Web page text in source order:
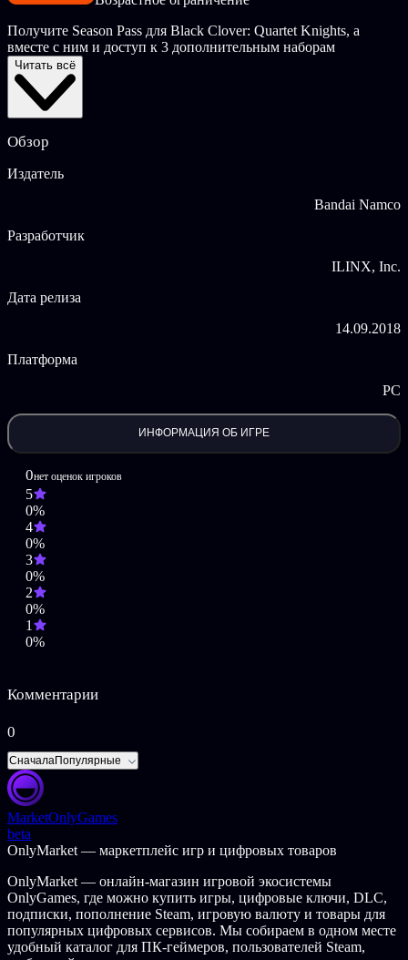
Получите Season Pass для Black Clover: Quartet Knights, а
вместе с ним и доступ к 3 дополнительным наборам
материалов.
Бонус Season Pass:
PROJECT
Читать всё
Обзор
Издатель
Bandai Namco
Разработчик
ILINX, Inc.
Дата релиза
14.09.2018
Платформа
PC
ИНФОРМАЦИЯ ОБ ИГРЕ
0нет оценок игроков
5
0%
4
0%
3
0%
2
0%
1
0%
Комментарии
0
СначалаПопулярные
MarketOnlyGames
beta
OnlyMarket — маркетплейс игр и цифровых товаров
OnlyMarket — онлайн-магазин игровой экосистемы
OnlyGames, где можно купить игры, цифровые ключи, DLC,
подписки, пополнение Steam, игровую валюту и товары для
популярных цифровых сервисов. Мы собираем в одном месте
удобный каталог для ПК-геймеров, пользователей Steam,